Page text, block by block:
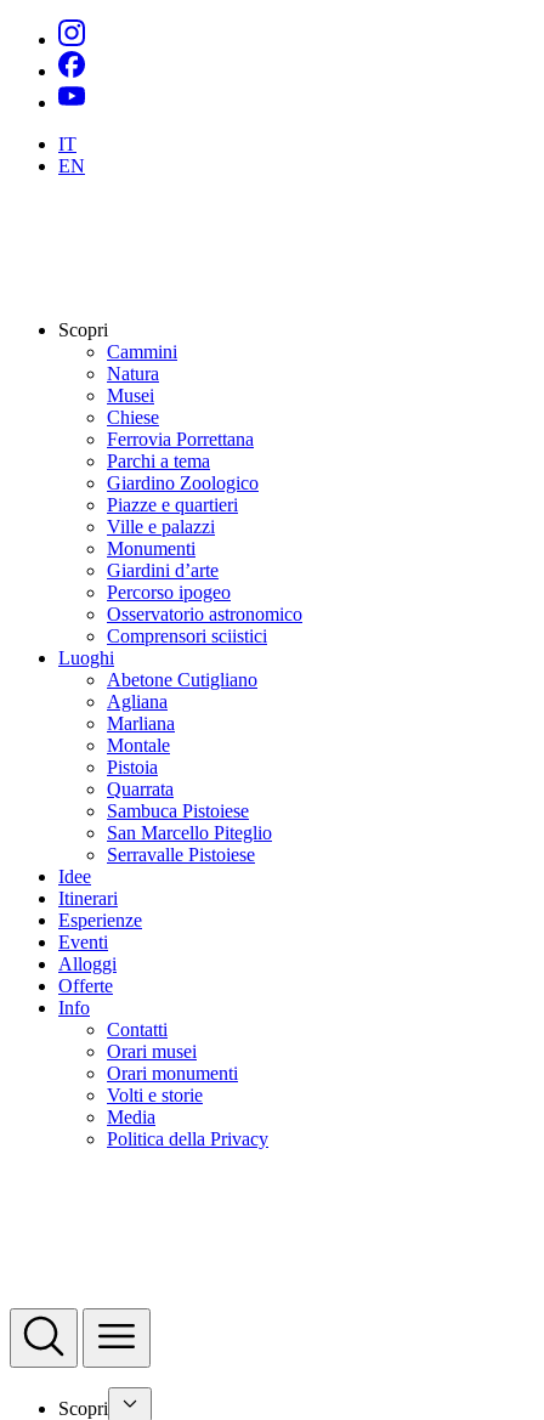
IT
EN
Scopri
Cammini
Natura
Musei
Chiese
Ferrovia Porrettana
Parchi a tema
Giardino Zoologico
Piazze e quartieri
Ville e palazzi
Monumenti
Giardini d’arte
Percorso ipogeo
Osservatorio astronomico
Comprensori sciistici
Luoghi
Abetone Cutigliano
Agliana
Marliana
Montale
Pistoia
Quarrata
Sambuca Pistoiese
San Marcello Piteglio
Serravalle Pistoiese
Idee
Itinerari
Esperienze
Eventi
Alloggi
Offerte
Info
Contatti
Orari musei
Orari monumenti
Volti e storie
Media
Politica della Privacy
Scopri